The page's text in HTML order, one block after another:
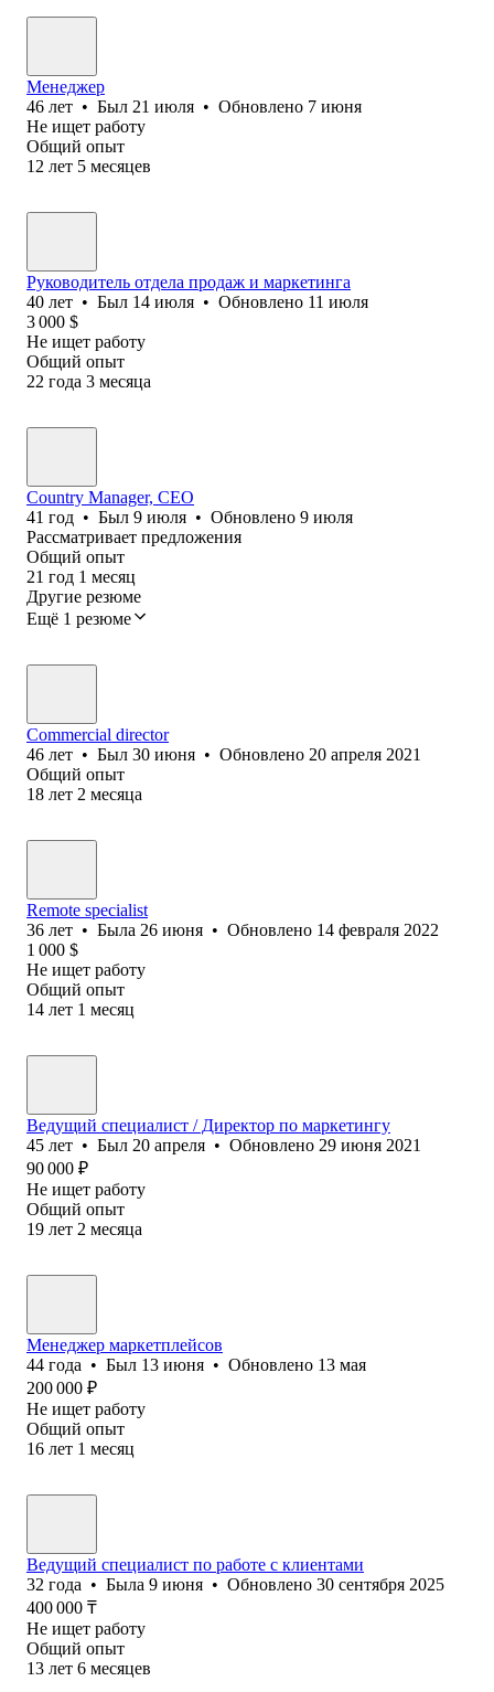
Менеджер
46 лет • Был 21 июля • Обновлено 7 июня
Не ищет работу
Общий опыт
12 лет 5 месяцев
Руководитель отдела продаж и маркетинга
40 лет • Был 14 июля • Обновлено 11 июля
3 000 $
Не ищет работу
Общий опыт
22 года 3 месяца
Country Manager, CEO
41 год • Был 9 июля • Обновлено 9 июля
Рассматривает предложения
Общий опыт
21 год 1 месяц
Другие резюме
Ещё 1 резюме
Commercial director
46 лет • Был 30 июня • Обновлено 20 апреля 2021
Общий опыт
18 лет 2 месяца
Remote specialist
36 лет • Была 26 июня • Обновлено 14 февраля 2022
1 000 $
Не ищет работу
Общий опыт
14 лет 1 месяц
Ведущий специалист / Директор по маркетингу
45 лет • Был 20 апреля • Обновлено 29 июня 2021
90 000 ₽
Не ищет работу
Общий опыт
19 лет 2 месяца
Менеджер маркетплейсов
44 года • Был 13 июня • Обновлено 13 мая
200 000 ₽
Не ищет работу
Общий опыт
16 лет 1 месяц
Ведущий специалист по работе с клиентами
32 года • Была 9 июня • Обновлено 30 сентября 2025
400 000 ₸
Не ищет работу
Общий опыт
13 лет 6 месяцев